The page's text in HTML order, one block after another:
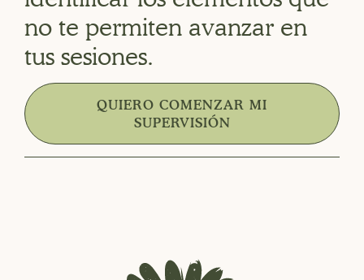
no te permiten avanzar en
tus sesiones.
QUIERO COMENZAR MI
SUPERVISIÓN